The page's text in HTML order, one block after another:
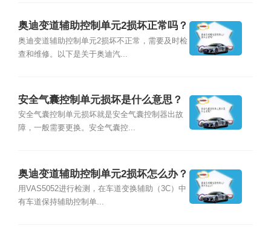
奥迪变道辅助控制单元2损坏正常吗？
奥迪变道辅助控制单元2损坏不正常，需要及时检
查和维修。以下是关于奥迪汽...
安全气囊控制单元损坏是什么意思？
安全气囊控制单元损坏就是安全气囊控制器出故
障，一般需要更换。安全气囊控...
奥迪变道辅助控制单元2损坏怎么办？
用VAS5052进行检测，在车道变换辅助（3C）中
有车道保持辅助控制单...